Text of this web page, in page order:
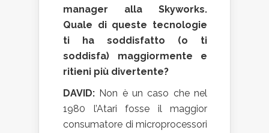
manager alla Skyworks.
Quale di queste tecnologie
ti ha soddisfatto (o ti
soddisfa) maggiormente e
ritieni più divertente?
DAVID: Non è un caso che nel
1980 l’Atari fosse il maggior
consumatore di microprocessori